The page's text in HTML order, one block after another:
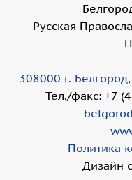
Русская
308000 г.
Тел./факс: +7
Политика
Дизайн